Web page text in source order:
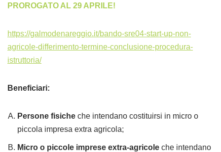
PROROGATO AL 29 APRILE!
https://galmodenareggio.it/bando-sre04-start-up-non-
agricole-differimento-termine-conclusione-procedura-
istruttoria/
Beneficiari:
Persone fisiche che intendano costituirsi in micro o
piccola impresa extra agricola;
Micro o piccole imprese extra-agricole che intendano